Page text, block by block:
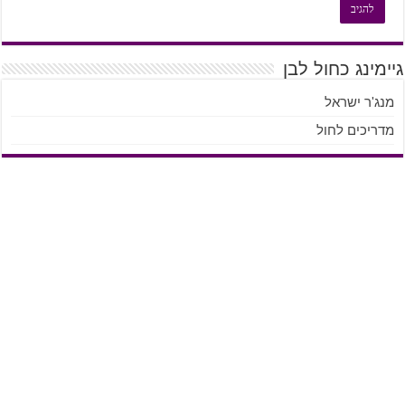
גיימינג כחול לבן
מנג'ר ישראל
מדריכים לחול